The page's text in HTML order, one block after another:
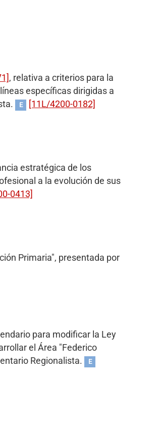
, relativa a criterios para la
específicas dirigidas a
E
[11L/4200-0182]
estratégica de los
a la evolución de sus
0413]
Primaria", presentada por
para modificar la Ley
el Área "Federico
Regionalista.
E